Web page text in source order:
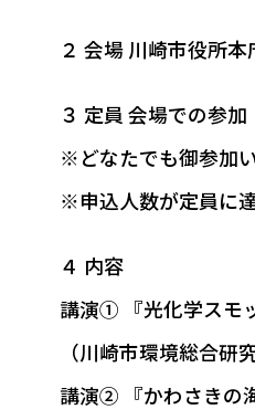
２ 会場 川崎市役所
３ 定員 会場での参
※どなたでも御参加い
※申込人数が定員に
４ 内容
講演① 『光化学スモ
（川崎市環境総合研究
講演② 『かわさきの